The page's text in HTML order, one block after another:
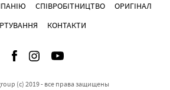
СПІВРОБІТНИЦТВО
ОРИГІНАЛ
КОНТАКТИ
(c) 2019 - все права защищены